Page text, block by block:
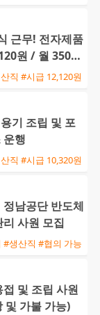
근무! 전자제품
원 / 월 350만
직 #시급 12,120원
기 조립 및 포
운행
직 #시급 10,320원
남공단 반도체
사원 모집
#생산직 #협의 가능
및 조립 사원
및 가불 가능)